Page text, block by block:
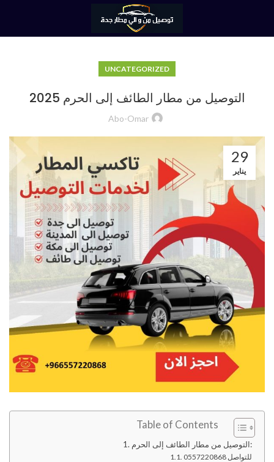
UNCATEGORIZED
التوصيل من مطار الطائف إلى الحرم 2025
Abo-Omar
29
يناير
Table of Contents
التوصيل من مطار الطائف إلى الحرم:
للتواصل 0557220868